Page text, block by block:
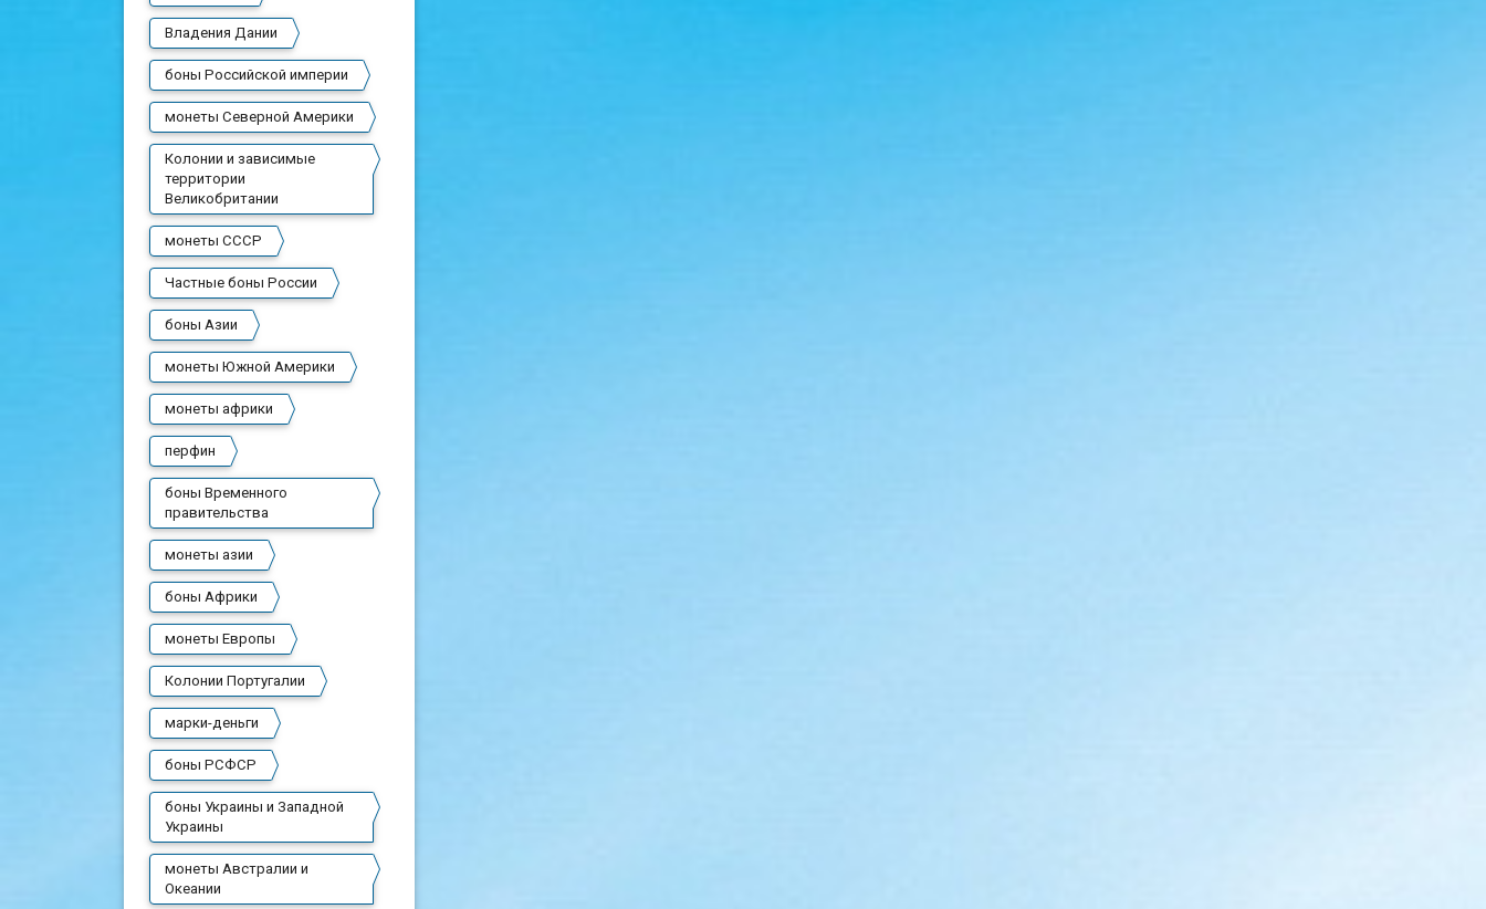
Владения Дании
боны Российской империи
монеты Северной Америки
Колонии и зависимые
территории
Великобритании
монеты СССР
Частные боны России
боны Азии
монеты Южной Америки
монеты африки
перфин
боны Временного
правительства
монеты азии
боны Африки
монеты Европы
Колонии Португалии
марки-деньги
боны РСФСР
боны Украины и Западной
Украины
монеты Австралии и
Океании